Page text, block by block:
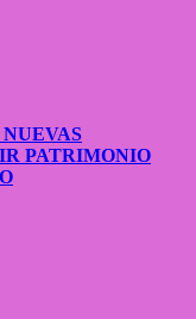
PATRIMONIO